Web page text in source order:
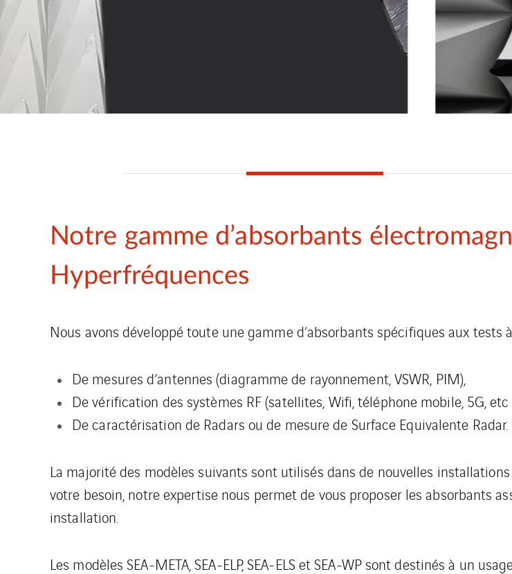
Notre gamme d’absorbants
Hyperfréquences
Nous avons développé toute une gamme d’absorbants spécifiques aux tests
De mesures d’antennes (diagramme de rayonnement, VSWR, PIM),
De vérification des systèmes RF (satellites, Wifi, téléphone mobile, 5G, etc
De caractérisation de Radars ou de mesure de Surface Equivalente Radar.
La majorité des modèles suivants sont utilisés dans de nouvelles
votre besoin, notre expertise nous permet de vous proposer les absorbants
installation.
Les modèles SEA-META, SEA-ELP, SEA-ELS et SEA-WP sont destinés à un